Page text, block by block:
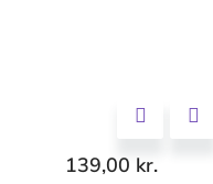
139,00 kr.